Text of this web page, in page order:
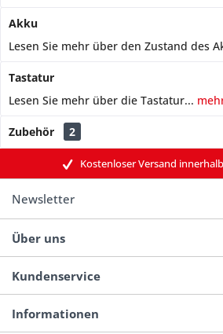
Akku
Lesen Sie mehr über den Zustand des
Tastatur
Lesen Sie mehr über die Tastatur...
Zubehör 2
Kostenloser Versand
Newsletter
Über uns
Kundenservice
Informationen